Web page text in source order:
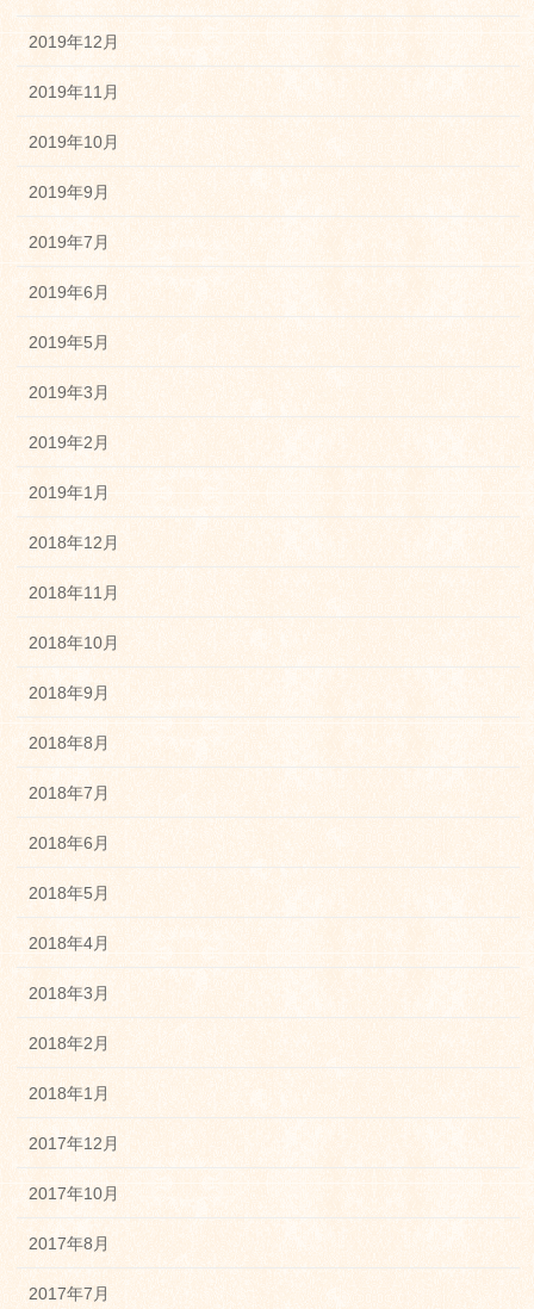
2019年12月
2019年11月
2019年10月
2019年9月
2019年7月
2019年6月
2019年5月
2019年3月
2019年2月
2019年1月
2018年12月
2018年11月
2018年10月
2018年9月
2018年8月
2018年7月
2018年6月
2018年5月
2018年4月
2018年3月
2018年2月
2018年1月
2017年12月
2017年10月
2017年8月
2017年7月